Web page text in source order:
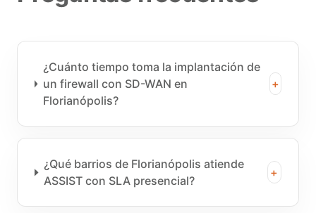
¿Cuánto tiempo toma la implantación de
un firewall con SD-WAN en
Florianópolis?
+
¿Qué barrios de Florianópolis atiende
ASSIST con SLA presencial?
+